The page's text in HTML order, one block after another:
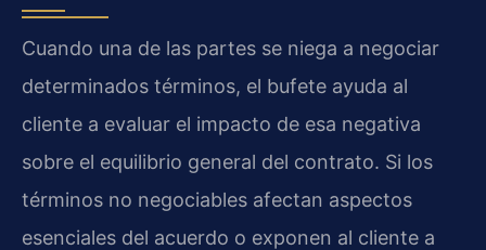
Cuando una de las partes se niega a negociar
determinados términos, el bufete ayuda al
cliente a evaluar el impacto de esa negativa
sobre el equilibrio general del contrato. Si los
términos no negociables afectan aspectos
esenciales del acuerdo o exponen al cliente a